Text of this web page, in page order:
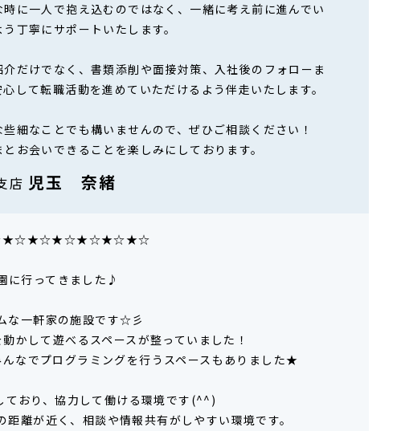
時に一人で抱え込むのではなく、一緒に考え前に進んでい
う丁寧にサポートいたします。
介だけでなく、書類添削や面接対策、入社後のフォローま
心して転職活動を進めていただけるよう伴走いたします。
些細なことでも構いませんので、ぜひご相談ください！
お会いできることを楽しみにしております。
店 児玉 奈緒
に行ってきました♪
な一軒家の施設です☆彡
かして遊べるスペースが整っていました！
なでプログラミングを行うスペースもありました★
ており、協力して働ける環境です(^^)
離が近く、相談や情報共有がしやすい環境です。